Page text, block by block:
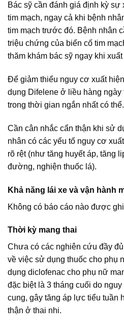
Bác sỹ cần đánh giá định kỳ sự
tim mạch, ngay cả khi bệnh
tim mạch trước đó. Bệnh nhân
triệu chứng của biến cố tim
thăm khám bác sỹ ngay khi
Để giảm thiểu nguy cơ xuất
dụng Difelene ở liều hàng ngày
trong thời gian ngắn nhất có thể.
Cần cân nhắc cẩn thận khi sử
nhân có các yếu tố nguy cơ
rõ rệt (như tăng huyết áp, tăng
đường, nghiện thuốc lá).
Khả năng lái xe và vận hành
Không có báo cáo nào được
Thời kỳ mang thai
Chưa có các nghiên cứu đầy
về việc sử dụng thuốc cho phụ
dụng diclofenac cho phụ nữ
đặc biệt là 3 tháng cuối do
cung, gây tăng áp lực tiểu tuần
thận ở thai nhi.